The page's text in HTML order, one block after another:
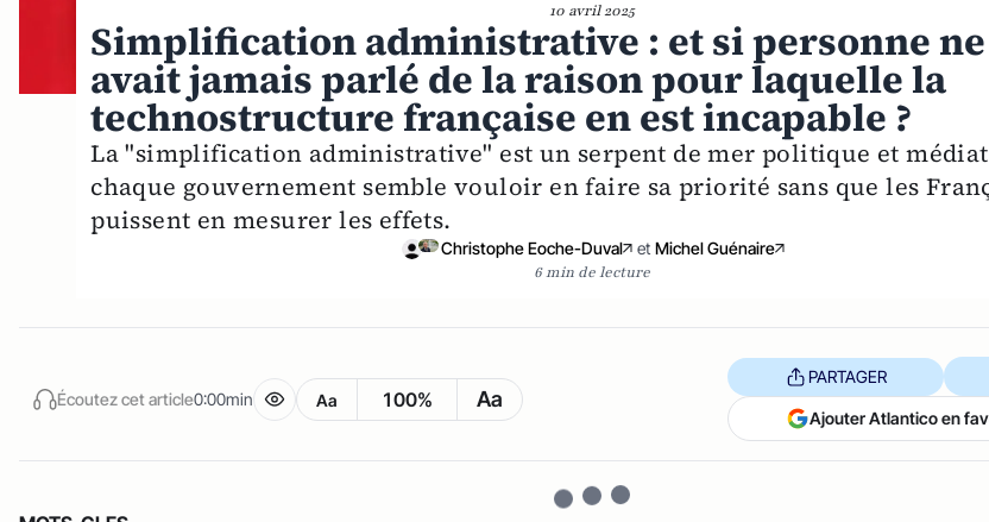
10 avril 2025
Simplification administrative : et si personne
avait jamais parlé de la raison pour laquelle la
technostructure française en est incapable ?
La "simplification administrative" est un serpent de mer politique et
chaque gouvernement semble vouloir en faire sa priorité sans que les
puissent en mesurer les effets.
Christophe Eoche-Duval et Michel Guénaire
6 min de lecture
Écoutez cet article0:00min Aa 100% Aa
PARTAGER
Ajouter Atlantico en